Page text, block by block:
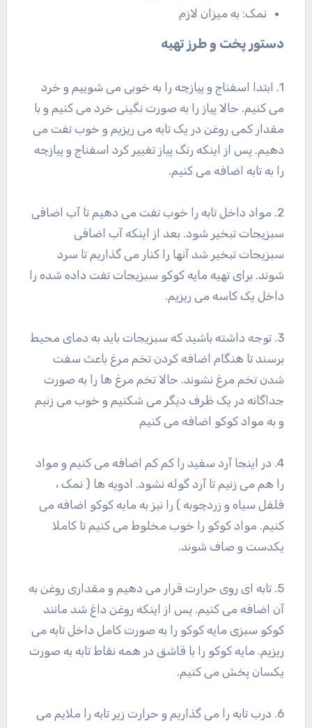
نمک: به میزان لازم
دستور پخت و طرز تهیه
1. ابتدا اسفناج و پیازچه را به خوبی می شوییم و خرد
می کنیم. حالا پیاز را به صورت نگینی خرد می کنیم و با
مقدار کمی روغن در یک تابه می ریزیم و خوب تفت می
دهیم. پس از اینکه رنگ پیاز تغییر کرد اسفناج و پیازچه
را به تابه اضافه می کنیم.
2. مواد داخل تابه را خوب تفت می دهیم تا آب اضافی
سبزیجات تبخیر شود. بعد از اینکه آب اضافی
سبزیجات تبخیر شد آنها را کنار می گذاریم تا سرد
شوند. برای تهیه مایه کوکو سبزیجات تفت داده شده را
داخل یک کاسه می ریزیم.
3. توجه داشته باشید که سبزیجات باید به دمای محیط
برسند تا هنگام اضافه کردن تخم مرغ باعث سفت
شدن تخم مرغ نشوند. حالا تخم مرغ ها را به صورت
جداگانه در یک ظرف دیگر می شکنیم و خوب می زنیم
و به مواد کوکو اضافه می کنیم
4. در اینجا آرد سفید را کم کم اضافه می کنیم و مواد
را هم می زنیم تا آرد گوله نشود. ادویه ها ( نمک ،
فلفل سیاه و زردچوبه ) را نیز به مایه کوکو اضافه می
کنیم. مواد کوکو را خوب مخلوط می کنیم تا کاملا
یکدست و صاف شوند.
5. تابه ای روی حرارت قرار می دهیم و مقداری روغن به
آن اضافه می کنیم. پس از اینکه روغن داغ شد مانند
کوکو سبزی مایه کوکو را به صورت کامل داخل تابه می
ریزیم. مایه کوکو را با قاشق در همه نقاط تابه به صورت
یکسان پخش می کنیم.
6. درب تابه را می گذاریم و حرارت زیر تابه را ملایم می